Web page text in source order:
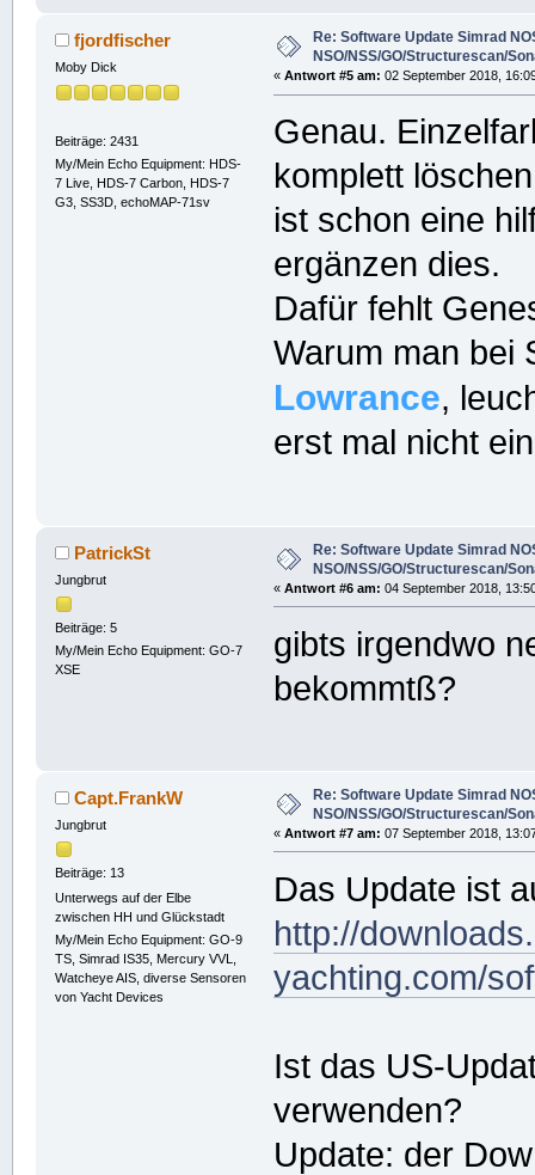
fjordfischer
Moby Dick
Beiträge: 2431
My/Mein Echo Equipment: HDS-
7 Live, HDS-7 Carbon, HDS-7
G3, SS3D, echoMAP-71sv
Re: Software Update Simrad
NSO/NSS/GO/Structurescan/
«Antwort #5 am: 02 September 2018,
Genau.
komplett löschen
ist schon eine
ergänzen dies.
Dafür fehlt
Warum man bei
Lowrance,
erst mal nicht
PatrickSt
Jungbrut
Beiträge: 5
My/Mein Echo Equipment: GO-7
XSE
Re: Software Update Simrad
NSO/NSS/GO/Structurescan/
«Antwort #6 am: 04 September 2018,
gibts irgendwo
bekommtß?
Capt.FrankW
Jungbrut
Beiträge: 13
Unterwegs auf der Elbe
zwischen HH und Glückstadt
My/Mein Echo Equipment: GO-9
TS, Simrad IS35, Mercury VVL,
Watcheye AIS, diverse Sensoren
von Yacht Devices
Re: Software Update Simrad
NSO/NSS/GO/Structurescan/
«Antwort #7 am: 07 September 2018,
Das Update ist
http://
yachting.com/
Ist das US-
verwenden?
Update: der